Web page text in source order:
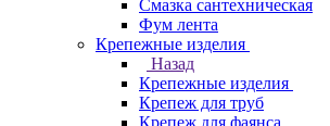
Смазка сантехническая
Фум лента
Крепежные изделия
Назад
Крепежные изделия
Крепеж для труб
Крепеж для фаянса